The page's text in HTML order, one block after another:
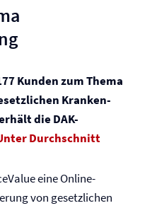
Kunden zum Thema
Kranken­
die DAK-
Durchschnitt
eine Online-
von gesetzlichen